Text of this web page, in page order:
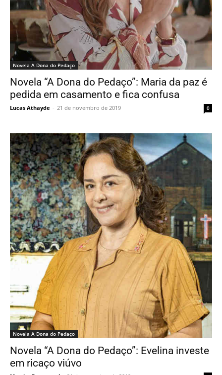
Novela A Dona do Pedaço
Novela “A Dona do Pedaço”: Maria da paz é
pedida em casamento e fica confusa
Lucas Athayde - 21 de novembro de 2019 0
Novela A Dona do Pedaço
Novela “A Dona do Pedaço”: Evelina investe
em ricaço viúvo